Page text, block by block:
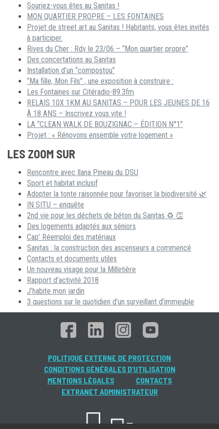
Souriez-vous êtes au Sanitas !
MON QUARTIER PROPRE – LES FONTAINES
Projet de street art au Sanitas ! Habitants, vous êtes invités
à participer.
Rives du Cher : Rdv le 23/06 – “Mon quartier propre”
Des concertations au Sanitas
Installation d’un “compostou”
“Ma fille, Mon Fils” , une exposition à construire :
Les Fontaines sur Citéradio-89.3fm
RELAIS 10X 1KM AU SANITAS – POUR LES JEUNES DE 16
À 18 ANS – Inscrivez vous vite !
LA “CLEAN WALK DE BOUZIGNAC – ÉDITION N°1”
Projet : « Rénovons ensemble votre logement »
LES ZOOM SUR
Rencontre avec Ilana Pineau du DSU
Sport et habitat inclusif
Adopter la tonte raisonnée pour favoriser la biodiversité 🌿
IN SITU – enquête
2nd vie pour les déchets de béton du Sanitas ♻ 👏
Des logements adaptés aux séniors
Cap’ Réemploi des matériaux
Sanitas : la construction des ascenseurs a commencé
Contacts et documents utiles
Un nouveau visage pour la Milletière
Rapport d’activité 2018
J’habite mon jardin
3 questions sur le quotidien d’un surveillant d’immeuble
POLITIQUE EXTERNE DE PROTECTION
CONDITIONS GÉNÉRALES D’UTILISATION
MENTIONS LÉGALES
CONTACTS
EXTRANET ADMINISTRATEUR